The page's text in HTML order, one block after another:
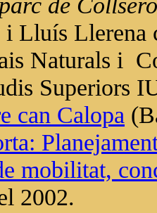
Lluís Llerena
Naturals i
Superiors
can Calopa
mobilitat,
2002.